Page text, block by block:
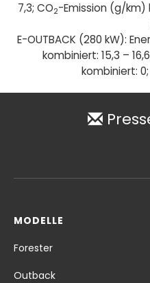
7,3; CO2-Emission (g/km)
E-OUTBACK (280 kW):
kombiniert: 15,3 –
kombiniert:
MODELLE
Forester
Outback